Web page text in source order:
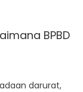
BPBD
darurat,